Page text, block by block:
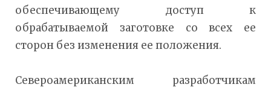
обеспечивающему доступ к
обрабатываемой заготовке со всех ее
сторон без изменения ее положения.
Североамериканским разработчикам